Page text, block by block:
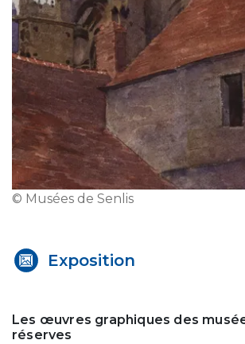
© Musées de Senlis
Exposition
Les œuvres graphiques des
réserves